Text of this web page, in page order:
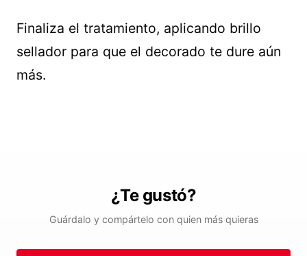
Finaliza el tratamiento, aplicando brillo
sellador para que el decorado te dure aún
más.
¿Te gustó?
Guárdalo y compártelo con quien más quieras